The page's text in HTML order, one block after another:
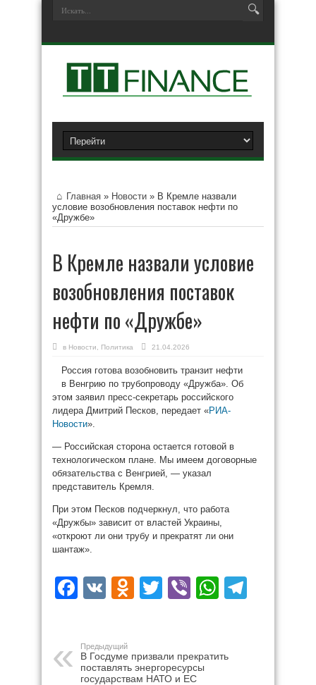
Главная » Новости » В Кремле назвали
условие возобновления поставок нефти по
«Дружбе»
В Кремле назвали условие
возобновления поставок
нефти по «Дружбе»
в Новости Политика 21.04.2026
Россия готова возобновить транзит нефти
в Венгрию по трубопроводу «Дружба». Об
этом заявил пресс-секретарь российского
лидера Дмитрий Песков, передает «РИА-
Новости».
— Российская сторона остается готовой в
технологическом плане. Мы имеем договорные
обязательства с Венгрией, — указал
представитель Кремля.
При этом Песков подчеркнул, что работа
«Дружбы» зависит от властей Украины,
«откроют ли они трубу и прекратят ли они
шантаж».
Facebook
VK Odnoklassniki
Twitter
Viber
Предыдущий
В Госдуме призвали прекратить
поставлять энергоресурсы
государствам НАТО и ЕС